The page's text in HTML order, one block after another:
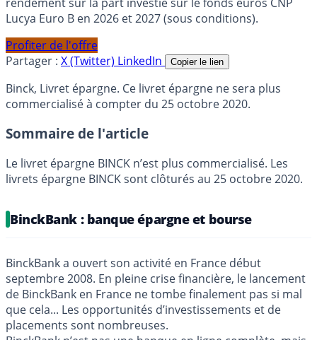
Lucya Euro B en 2026 et 2027 (sous conditions).
Profiter de l'offre
Partager : X (Twitter) LinkedIn Copier le lien
Binck, Livret épargne. Ce livret épargne ne sera plus
commercialisé à compter du 25 octobre 2020.
Sommaire de l'article
Le livret épargne BINCK n’est plus commercialisé. Les
livrets épargne BINCK sont clôturés au 25 octobre 2020.
BinckBank : banque épargne et bourse
BinckBank a ouvert son activité en France début
septembre 2008. En pleine crise financière, le lancement
de BinckBank en France ne tombe finalement pas si mal
que cela... Les opportunités d’investissements et de
placements sont nombreuses.